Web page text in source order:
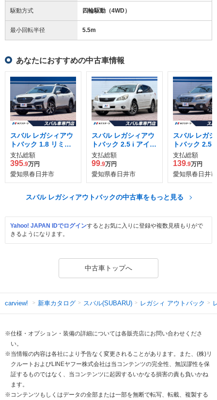
駆動方式 四輪駆動（4WD）
最小回転半径 5.5m
あなたにおすすめの中古車情報
スバル レガシィアウ
トバック 1.8 リミテ
ッド EX 4WD
支払総額
395.9万円
愛知県春日井市
スバル レガシィアウ
トバック 2.5 i アイサ
イト Sパッケージ リ
ミテッド 4WD
支払総額
99.9万円
愛知県春日井市
スバル レガ
トバック 2.5
ッド 4WD
支払総額
139.9万円
愛知県春日井市
スバル レガシィアウトバックの中古車をもっと見る
Yahoo! JAPAN IDでログインするとお気に入りに登録や複数見積もりがで
きるようになります。
中古車トップへ
carview! 新車カタログ スバル(SUBARU) レガシィ アウトバック
※仕様・オプション・装備の詳細については各販売店にお問い合わせくださ
い。
※当情報の内容は各社により予告なく変更されることがあります。また、(株)リ
クルートおよびLINEヤフー株式会社は当コンテンツの完全性、無誤謬性を保
証するものではなく、当コンテンツに起因するいかなる損害の責も負いかね
ます。
※コンテンツもしくはデータの全部または一部を無断で転写、転載、複製する